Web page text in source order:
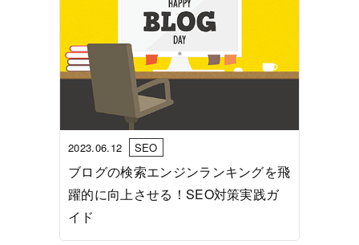
2023.06.12 SEO
ブログの検索エンジンランキングを飛
躍的に向上させる！SEO対策実践ガ
イド